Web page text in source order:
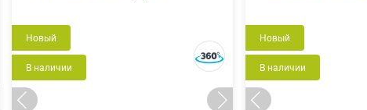
Новый
В наличии
Новый
В наличии